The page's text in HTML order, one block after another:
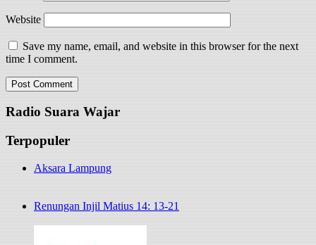
Website
Save my name, email, and website in this browser for the next
time I comment.
Radio Suara Wajar
Terpopuler
Aksara Lampung
Renungan Injil Matius 14: 13-21